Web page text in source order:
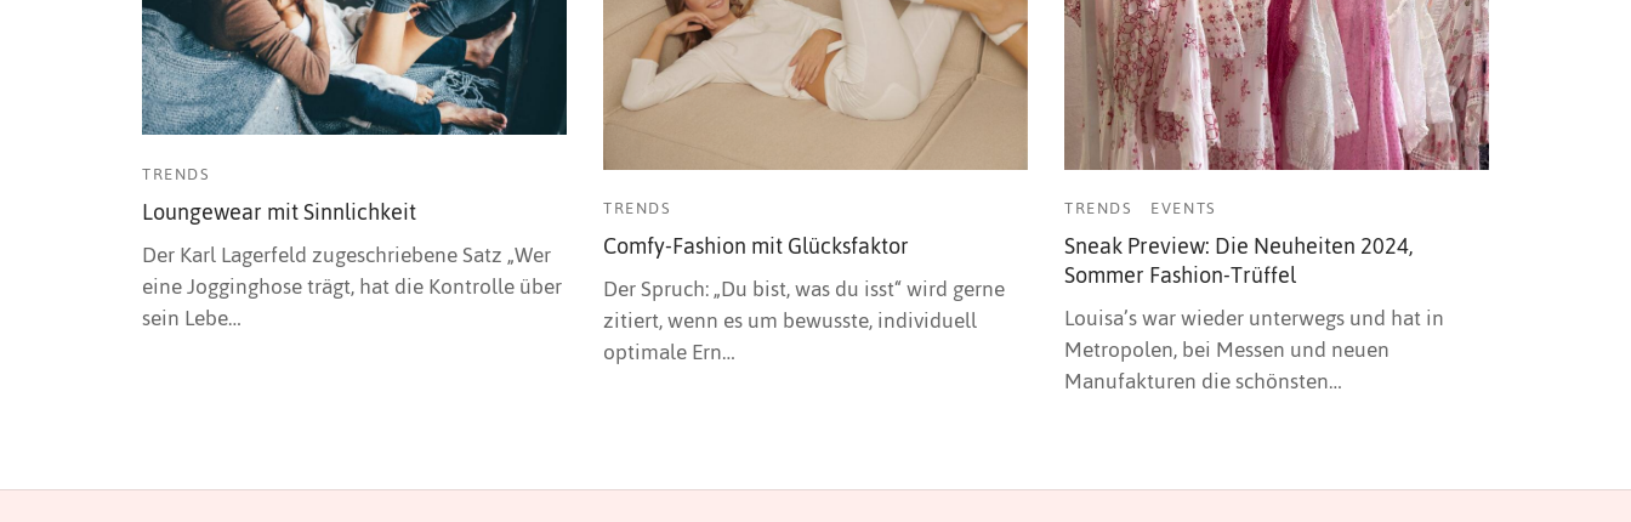
TRENDS
Loungewear mit Sinnlichkeit
Der Karl Lagerfeld zugeschriebene Satz „Wer
eine Jogginghose trägt, hat die Kontrolle über
sein Lebe…
TRENDS
Comfy-Fashion mit Glücksfaktor
Der Spruch: „Du bist, was du isst“ wird gerne
zitiert, wenn es um bewusste, individuell
optimale Ern…
TRENDS EVENTS
Sneak Preview: Die Neuheiten 2024,
Sommer Fashion-Trüffel
Louisa’s war wieder unterwegs und hat in
Metropolen, bei Messen und neuen
Manufakturen die schönsten…